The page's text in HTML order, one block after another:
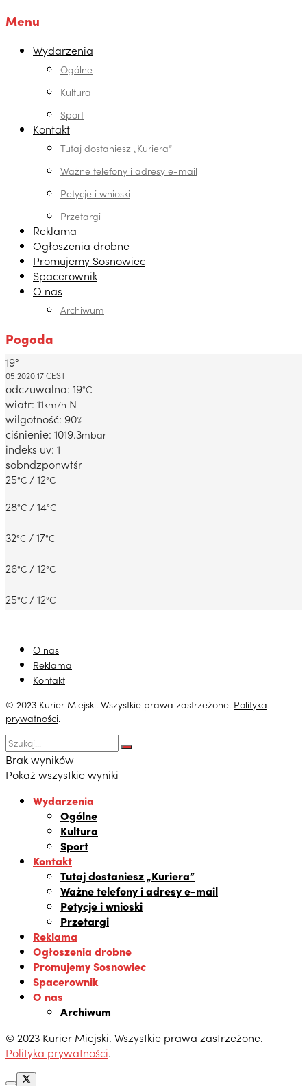
Menu
Wydarzenia
Ogólne
Kultura
Sport
Kontakt
Tutaj dostaniesz „Kuriera”
Ważne telefony i adresy e-mail
Petycje i wnioski
Przetargi
Reklama
Ogłoszenia drobne
Promujemy Sosnowiec
Spacerownik
O nas
Archiwum
Pogoda
Dabrowa Gornicza, PL
19°
05:2020:17 CEST
odczuwalna: 19°C
wiatr: 11km/h N
wilgotność: 90%
ciśnienie: 1019.3mbar
indeks uv: 1
sobndzponwtśr
25°C / 12°C
28°C / 14°C
32°C / 17°C
26°C / 12°C
25°C / 12°C
O nas
Reklama
Kontakt
© 2023 Kurier Miejski. Wszystkie prawa zastrzeżone. Polityka
prywatności.
Brak wyników
Pokaż wszystkie wyniki
Wydarzenia
Ogólne
Kultura
Sport
Kontakt
Tutaj dostaniesz „Kuriera”
Ważne telefony i adresy e-mail
Petycje i wnioski
Przetargi
Reklama
Ogłoszenia drobne
Promujemy Sosnowiec
Spacerownik
O nas
Archiwum
© 2023 Kurier Miejski. Wszystkie prawa zastrzeżone.
Polityka prywatności.